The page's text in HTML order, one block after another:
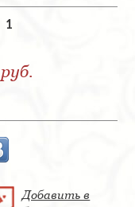
1
руб.
Добавить в